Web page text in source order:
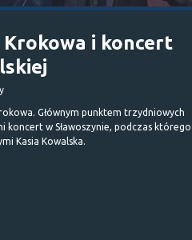
Krokowa i koncert
Głównym punktem trzydniowych
koncert w Sławoszynie, podczas którego
Kasia Kowalska.